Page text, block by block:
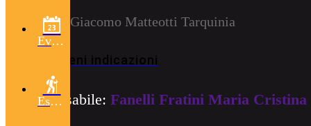
Eventi
Escursioni
6 Piazza Giacomo Matteotti Tarquinia
Ottieni indicazioni
Responsabile: Fanelli Fratini Maria Cristina